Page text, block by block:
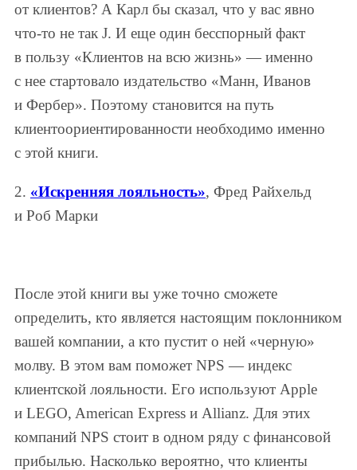
от клиентов? А Карл бы сказал, что у вас явно
что-то не так J. И еще один бесспорный факт
в пользу «Клиентов на всю жизнь» — именно
с нее стартовало издательство «Манн, Иванов
и Фербер». Поэтому становится на путь
клиентоориентированности необходимо именно
с этой книги.
2. «Искренняя лояльность», Фред Райхельд
и Роб Марки
После этой книги вы уже точно сможете
определить, кто является настоящим поклонником
вашей компании, а кто пустит о ней «черную»
молву. В этом вам поможет NPS — индекс
клиентской лояльности. Его используют Apple
и LEGO, American Express и Allianz. Для этих
компаний NPS стоит в одном ряду с финансовой
прибылью. Насколько вероятно, что клиенты